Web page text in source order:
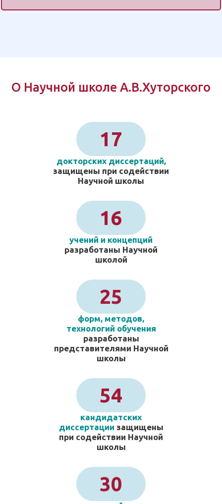
О Научной школе А.В.Хуторского
17
докторских диссертаций,
защищены при содействии
Научной школы
16
учений и концепций
разработаны Научной
школой
25
форм, методов,
технологий обучения
разработаны
представителями Научной
школы
54
кандидатских
диссертации защищены
при содействии Научной
школы
30